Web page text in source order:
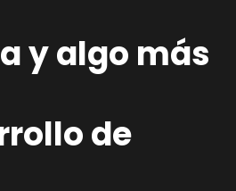
y algo más
de